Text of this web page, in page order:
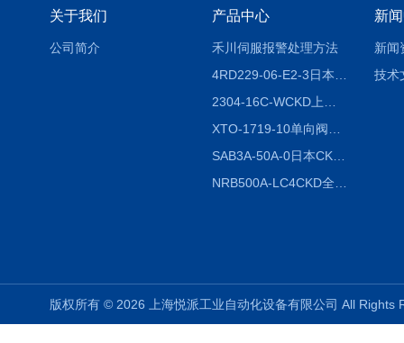
关于我们
公司简介
产品中心
禾川伺服报警处理方法
SAB3A-50A-0日本CKD全国授权代理
新
新闻
技术
版权所有 © 2026 上海悦派工业自动化设备有限公司 All